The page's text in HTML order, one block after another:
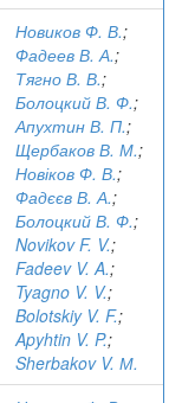
Новиков Ф. В.;
Фадеев В. А.;
Тягно В. В.;
Болоцкий В. Ф.;
Апухтин В. П.;
Щербаков В. М.;
Новіков Ф. В.;
Фадєєв В. А.;
Болоцкий В. Ф.;
Novikov F. V.;
Fadeev V. A.;
Tyagno V. V.;
Bolotskiy V. F.;
Apyhtin V. P.;
Sherbakov V. М.